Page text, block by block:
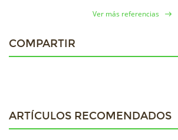
Ver más referencias
COMPARTIR
ARTÍCULOS RECOMENDADOS